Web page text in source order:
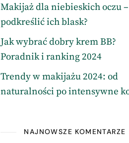
Makijaż dla niebieskich oczu
podkreślić ich blask?
Jak wybrać dobry krem BB?
Poradnik i ranking 2024
Trendy w makijażu 2024: od
naturalności po intensywne
NAJNOWSZE KOMENTARZE